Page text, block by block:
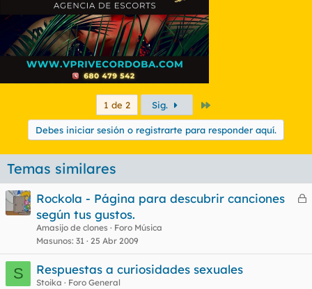
1 de 2 Sig.
Debes iniciar sesión o registrarte para responder aquí.
Temas similares
C
a
Rockola - Página para descubrir canciones
según tus gustos.
Amasijo de clones
Foro Música
Masunos 31 25 Abr 2009
S Respuestas a curiosidades sexuales
Stoika
Foro General